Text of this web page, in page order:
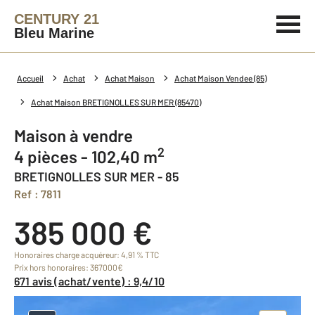
CENTURY 21
Bleu Marine
Accueil Achat Achat Maison Achat Maison Vendee (85)
Achat Maison BRETIGNOLLES SUR MER (85470)
Maison à vendre
4 pièces - 102,40 m2
BRETIGNOLLES SUR MER - 85
Ref : 7811
385 000 €
Honoraires charge acquéreur: 4,91 % TTC
Prix hors honoraires: 367000€
671 avis (achat/vente) : 9,4/10